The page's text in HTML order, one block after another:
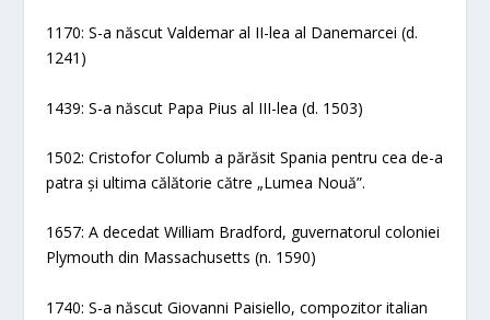
1170: S-a născut Valdemar al II-lea al Danemarcei (d.
1241)
1439: S-a născut Papa Pius al III-lea (d. 1503)
1502: Cristofor Columb a părăsit Spania pentru cea de-a
patra și ultima călătorie către „Lumea Nouă”.
1657: A decedat William Bradford, guvernatorul coloniei
Plymouth din Massachusetts (n. 1590)
1740: S-a născut Giovanni Paisiello, compozitor italian